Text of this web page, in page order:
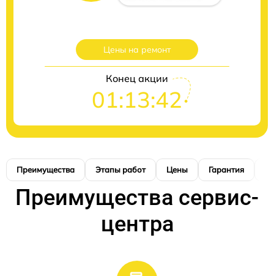
Цены на ремонт
Конец акции
01:13:41
Преимущества Этапы работ Цены Гарантия
Преимущества сервис-
центра